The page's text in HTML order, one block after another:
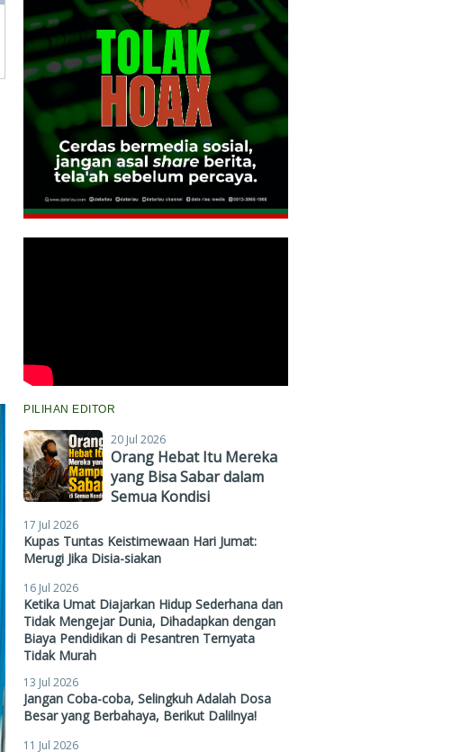
PILIHAN EDITOR
20 Jul 2026
Orang Hebat Itu Mereka
yang Bisa Sabar dalam
Semua Kondisi
17 Jul 2026
Kupas Tuntas Keistimewaan Hari Jumat:
Merugi Jika Disia-siakan
16 Jul 2026
Ketika Umat Diajarkan Hidup Sederhana dan
Tidak Mengejar Dunia, Dihadapkan dengan
Biaya Pendidikan di Pesantren Ternyata
Tidak Murah
13 Jul 2026
Jangan Coba-coba, Selingkuh Adalah Dosa
Besar yang Berbahaya, Berikut Dalilnya!
11 Jul 2026